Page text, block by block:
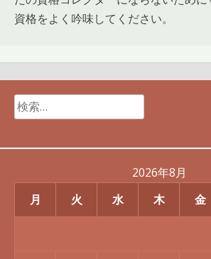
資格をよく吟味してください。
検
索:
2026年8月
月
火 水 木 金